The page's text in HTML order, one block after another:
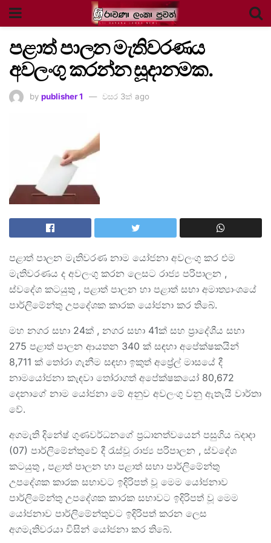
පළාත් පාලන මැතිවරණය
අවලංගු කරන්න සූදානමක.
by publisher 1 වසර 3ක් ago
පළාත් පාලන මැතිවරණ නාම යෝජනා අවලංගු කර එම
මැතිවරණය ද අවලංගු කරන ලෙසට රාජ්‍ය පරිපාලන ,
ස්වදේශ කටයුතු , පළාත් පාලන හා පළාත් සභා අමාත්‍යාංශයේ
පාර්ලිමේන්තු උපදේශක කාරක යෝජනා කර තිබේ.
මහ නගර සභා 24ක් , නගර සභා 41ක් සහ ප්‍රාදේශීය සභා
275 පළාත් පාලන ආයතන 340 ක් සඳහා අපේක්ෂකයින්
8,711 ක් තෝරා ගැනීම සඳහා ඉකුත් අප්‍රේල් මාසයේ දී
නාමයෝජනා කැඳවා තෝරාගත් අපේක්ෂකයෝ 80,672
දෙනාගේ නාම යෝජනා මේ අනුව අවලංගු වනු ඇතැයි වාර්තා
වේ.
අගමැති දිනේෂ් ගුණවර්ධනගේ ප්‍රධානත්වයෙන් පසුගිය බදාදා
(07) පාර්ලිමේන්තුවේ දී රැස්වූ රාජ්‍ය පරිපාලන , ස්වදේශ
කටයුතු , පළාත් පාලන හා පළාත් සභා පාර්ලිමේන්තු
උපදේශක කාරක සභාවට ඉදිරිපත් වූ මෙම යෝජනාව
පාර්ලිමේන්තු උපදේශක කාරක සභාවට ඉදිරිපත් වූ මෙම
යෝජනාව පාර්ලිමේන්තුවට ඉදිරිපත් කරන ලෙස
අගමැතිවරයා විසින් යෝජනා කර තිබේ.